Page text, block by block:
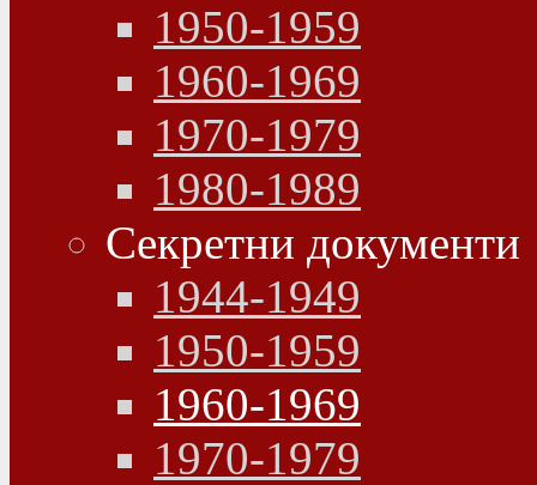
1950-1959
1960-1969
1970-1979
1980-1989
Секретни документи
1944-1949
1950-1959
1960-1969
1970-1979